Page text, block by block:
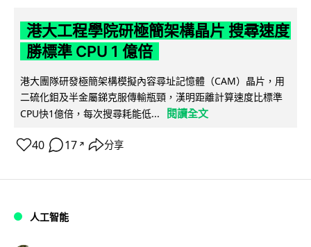
港大工程學院研極簡架構晶片 搜尋速度
勝標準 CPU 1 億倍
港大團隊研發極簡架構模擬內容尋址記憶體（CAM）晶片，用
二硫化鉬及半金屬銻克服傳輸瓶頸，漢明距離計算速度比標準
CPU快1億倍，每次搜尋耗能低...
閱讀全文
40 17 ↗ 分享
人工智能